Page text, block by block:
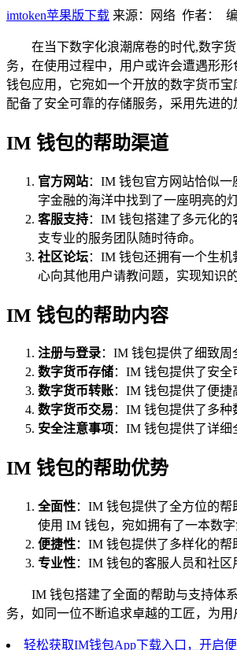
imtoken苹果版下载 来源：网络 作者： 编
在当下数字化浪潮席卷的时代,数字
务，在使用过程中，用户或许会遭遇形
钱包应用，它宛如一个开放的数字货币
配备了安全可靠的存储服务，采用先进
IM 钱包的帮助渠道
官方网站：IM 钱包官方网站恰似
字金融的海洋中找到了一座明亮的灯
客服支持：IM 钱包搭建了多元化
支专业的服务团队随时待命。
社区论坛：IM 钱包还拥有一个生
心向其他用户请教问题，实现知识
IM 钱包的帮助内容
注册与登录：IM 钱包提供了细致
数字货币存储：IM 钱包提供了安
数字货币转账：IM 钱包提供了便
数字货币交易 ：IM 钱包提供了多
安全注意事项：IM 钱包提供了详
IM 钱包的帮助优势
全面性：IM 钱包提供了全方位的
使用 IM 钱包，宛如拥有了一本数字
便捷性：IM 钱包提供了多样化的
专业性：IM 钱包的客服人员和社
IM 钱包搭建了全面的帮助与支持体
务，如同一位不断追求卓越的工匠，为
轻松获取IM钱包App下载入口，开启